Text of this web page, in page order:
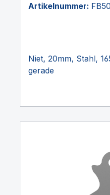
Artikelnummer:
Niet, 20mm, Stahl,
gerade